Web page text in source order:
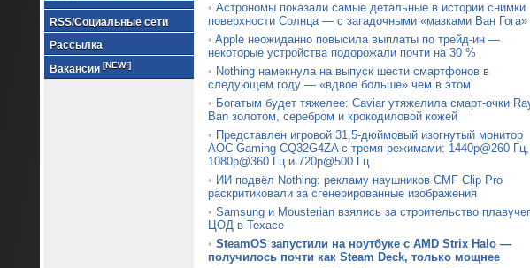
RSS/Социальные сети
Рассылка
Вакансии [NEW!]
• Астрономы показали самые детальные в истории снимки
поверхности Солнца — с загадочными «мазками Ван Гога»
• Apple неожиданно повысила выплаты по трейд-ин —
некоторые устройства подорожали почти на 30 %
• Nothing намекнула на выпуск шести смартфонов в
следующем году — «вдвое больше» чем в этом
• Богатым будет тяжелее: Caviar утяжелила смарт-очки
Ban золотом, серебром и крокодиловой кожей
• Представлен игровой 31,5-дюймовый изогнутый монитор
AOC Gaming CQ32G4ZA с тремя режимами: 1440p@260 Гц,
1080p@360 Гц и 720p@500 Гц
• ИИ подвёл Nothing: рекламу наушников CMF Clip Pro
раскритиковали за сгенерированные изображения
• Samsung и Mousterian взялись за строительство
ЦОД в Техасе
• SteamOS запустили на ноутбуке с AMD Strix Halo —
получилось почти как Steam Deck, только мощнее